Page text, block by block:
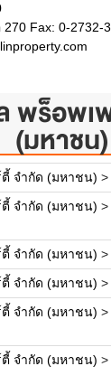
Fax: 0-2732-
พร็อพเ
(มหาชน)
จำกัด (มหาชน) >
จำกัด (มหาชน) >
จำกัด (มหาชน) >
จำกัด (มหาชน) >
จำกัด (มหาชน) >
จำกัด (มหาชน) >